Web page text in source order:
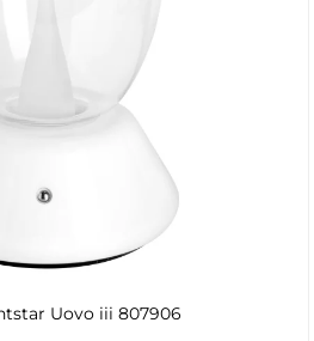
Uovo iii 807906